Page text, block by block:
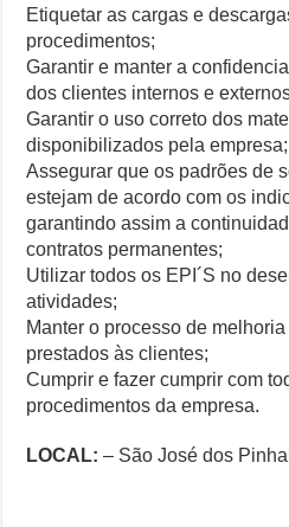
Etiquetar as cargas e
procedimentos;
Garantir e manter a
dos clientes internos e
Garantir o uso correto dos
disponibilizados pela empresa;
Assegurar que os padrões de
estejam de acordo com os
garantindo assim a
contratos permanentes;
Utilizar todos os EPI´S no
atividades;
Manter o processo de
prestados às clientes;
Cumprir e fazer cumprir com
procedimentos da empresa.
LOCAL: – São José dos